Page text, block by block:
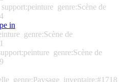
support:peinture genre:Scène de
in
genre:Scène de
genre:Scène de
genre:Paysage inventaire:#1718